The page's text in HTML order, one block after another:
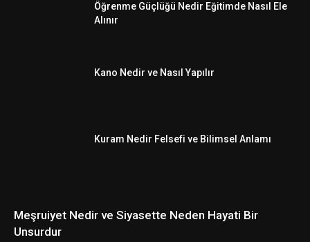
Öğrenme Güçlüğü Nedir Eğitimde Nasıl Ele
Alınır
Kano Nedir ve Nasıl Yapılır
Kuram Nedir Felsefi ve Bilimsel Anlamı
Meşruiyet Nedir ve Siyasette Neden Hayati Bir
Unsurdur